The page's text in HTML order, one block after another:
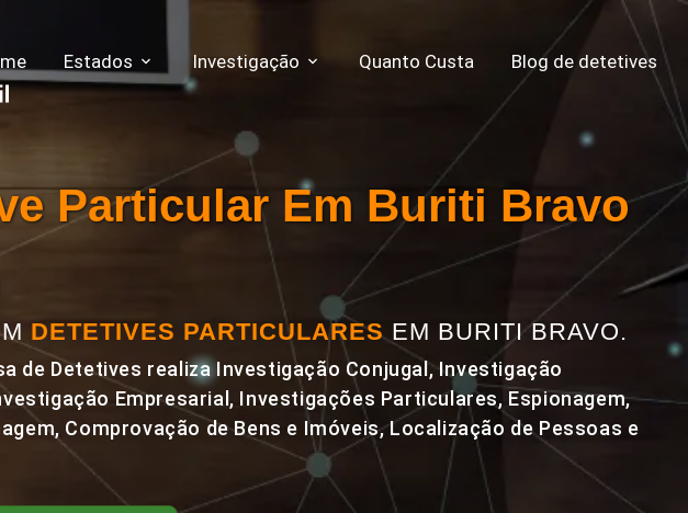
Estados Investigação Quanto Custa Blog de detetives
Particular Em Buriti Bravo
DETETIVES PARTICULARESEM BURITI BRAVO.
de Detetives realiza Investigação Conjugal, Investigação
Empresarial, Investigações Particulares, Espionagem,
Comprovação de Bens e Imóveis, Localização de Pessoas e